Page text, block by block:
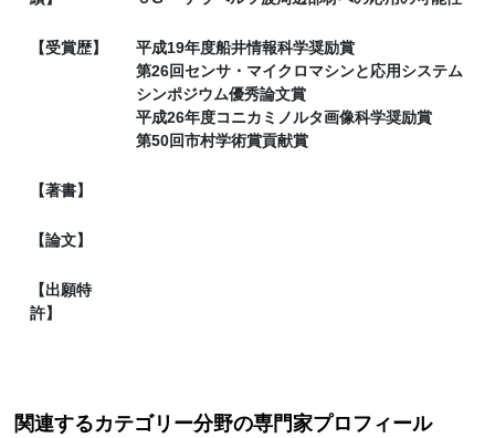
【受賞歴】
平成19年度船井情報科学奨励賞
第26回センサ・マイクロマシンと応用システム
シンポジウム優秀論文賞
平成26年度コニカミノルタ画像科学奨励賞
第50回市村学術賞貢献賞
【著書】
【論文】
【出願特
許】
関連するカテゴリー分野の専門家プロフィール